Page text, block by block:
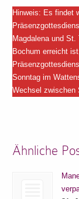
Hinweis: Es findet
Magdalena und
Bochum erreicht
Sonntag im
Wechsel zwischen
Ähnliche